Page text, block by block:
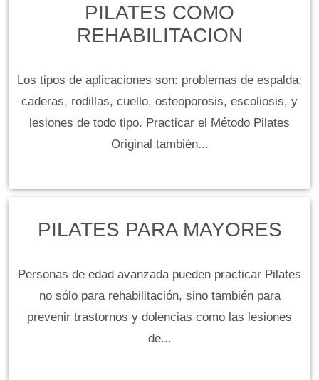
PILATES COMO
REHABILITACION
Los tipos de aplicaciones son: problemas de espalda,
caderas, rodillas, cuello, osteoporosis, escoliosis, y
lesiones de todo tipo. Practicar el Método Pilates
Original también...
PILATES PARA MAYORES
Personas de edad avanzada pueden practicar Pilates
no sólo para rehabilitación, sino también para
prevenir trastornos y dolencias como las lesiones
de...